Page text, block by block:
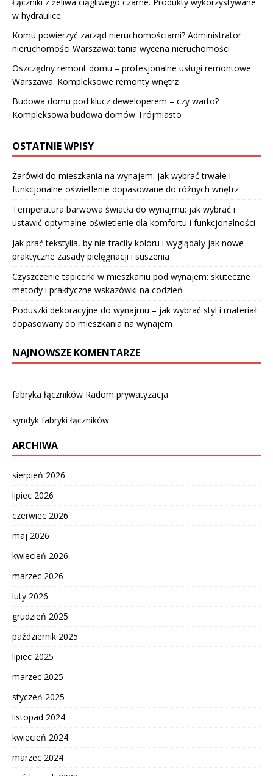
w hydraulice
Komu powierzyć zarząd nieruchomościami? Administrator
nieruchomości Warszawa: tania wycena nieruchomości
Oszczędny remont domu – profesjonalne usługi remontowe
Warszawa. Kompleksowe remonty wnętrz
Budowa domu pod klucz deweloperem – czy warto?
Kompleksowa budowa domów Trójmiasto
OSTATNIE WPISY
Żarówki do mieszkania na wynajem: jak wybrać trwałe i
funkcjonalne oświetlenie dopasowane do różnych wnętrz
Temperatura barwowa światła do wynajmu: jak wybrać i
ustawić optymalne oświetlenie dla komfortu i funkcjonalności
Jak prać tekstylia, by nie traciły koloru i wyglądały jak nowe –
praktyczne zasady pielęgnacji i suszenia
Czyszczenie tapicerki w mieszkaniu pod wynajem: skuteczne
metody i praktyczne wskazówki na codzień
Poduszki dekoracyjne do wynajmu – jak wybrać styl i materiał
dopasowany do mieszkania na wynajem
NAJNOWSZE KOMENTARZE
fabryka łączników Radom prywatyzacja
syndyk fabryki łączników
ARCHIWA
sierpień 2026
lipiec 2026
czerwiec 2026
maj 2026
kwiecień 2026
marzec 2026
luty 2026
grudzień 2025
październik 2025
lipiec 2025
marzec 2025
styczeń 2025
listopad 2024
kwiecień 2024
marzec 2024